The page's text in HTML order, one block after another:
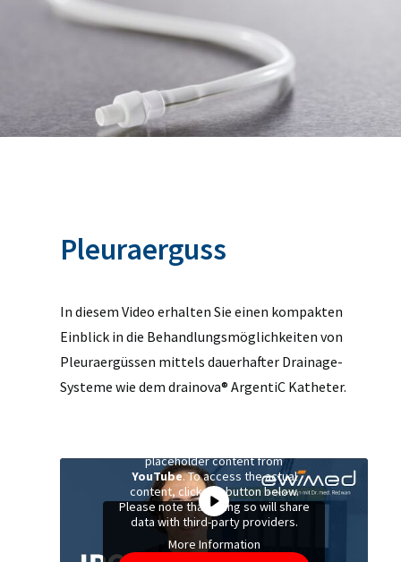
Pleuraerguss
In diesem Video erhalten Sie einen kompakten
Einblick in die Behandlungsmöglichkeiten von
Pleuraergüssen mittels dauerhafter Drainage-
Systeme wie dem drainova® ArgentiC Katheter.
placeholder content from
YouTube. To access the actual
content, click the button below.
Please note that doing so will share
data with third-party providers.
More Information